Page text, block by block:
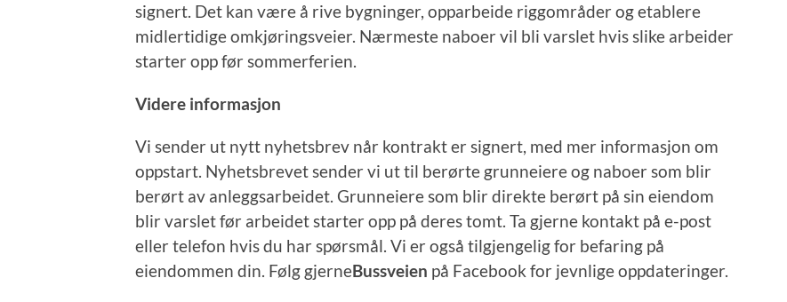
signert. Det kan være å rive bygninger, opparbeide riggområder og etablere
midlertidige omkjøringsveier. Nærmeste naboer vil bli varslet hvis slike arbeider
starter opp før sommerferien.
Videre informasjon
Vi sender ut nytt nyhetsbrev når kontrakt er signert, med mer informasjon om
oppstart. Nyhetsbrevet sender vi ut til berørte grunneiere og naboer som blir
berørt av anleggsarbeidet. Grunneiere som blir direkte berørt på sin eiendom
blir varslet før arbeidet starter opp på deres tomt. Ta gjerne kontakt på e-post
eller telefon hvis du har spørsmål. Vi er også tilgjengelig for befaring på
eiendommen din. Følg gjerneBussveien på Facebook for jevnlige oppdateringer.